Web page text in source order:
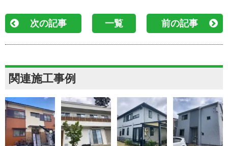
次の記事 一覧 前の記事
関連施工事例